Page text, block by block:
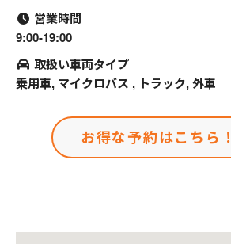
営業時間
9:00-19:00
取扱い車両タイプ
乗用車, マイクロバス , トラック, 外車
お得な予約はこちら！